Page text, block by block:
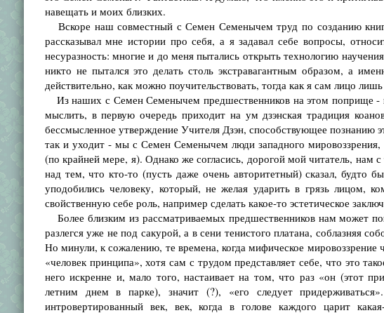
навещать и моих близких.
Вскоре наш совместный с Семен Семенычем труд по созданию
рассказывал мне истории про себя, а я задавал себе вопросы,
несуразность: многие и до меня пытались открыть технологию
никто не пытался это делать столь экстравагантным образом, а
действительно, как можно поучительствовать, тогда как я сам лицо
Из наших с Семен Семенычем предшественников на этом поприще -
мыслить, в первую очередь приходит на ум дзэнская традиция
бессмысленное утверждение Учителя Дзэн, способствующее познанию
так и уходит - мы с Семен Семенычем люди западного мировоззрения,
(по крайней мере, я). Однако же согласись, дорогой мой читатель, нам
над тем, что кто-то (пусть даже очень авторитетный) сказал,
уподобились человеку, который, не желая ударить в грязь лицом,
свойственную себе роль, например сделать какое-то эстетическое
Более близким из рассматриваемых предшественников нам может
разлегся уже не под сакурой, а в сени тенистого платана,
Но минули, к сожалению, те времена, когда мифическое мировоззрение
«человек принципа», хотя сам с трудом представляет себе, что это
него искренне и, мало того, настаивает на том, что раз «он (этот
летним днем в парке), значит (?), «его следует
интровертированный век, век, когда в голове каждого царит